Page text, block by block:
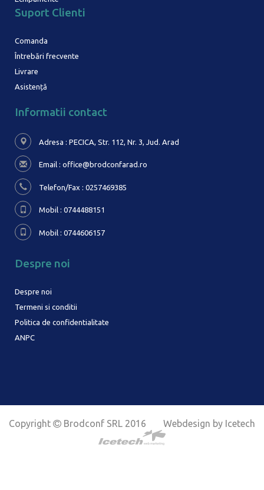
Suport Clienti
Comanda
Întrebări frecvente
Livrare
Asistență
Informatii contact
Adresa : PECICA, Str. 112, Nr. 3, Jud. Arad
Email : office@brodconfarad.ro
Telefon/Fax : 0257469385
Mobil : 0744488151
Mobil : 0744606157
Despre noi
Despre noi
Termeni si conditii
Politica de confidentialitate
ANPC
Copyright Brodconf SRL 2016 Webdesign by Icetech